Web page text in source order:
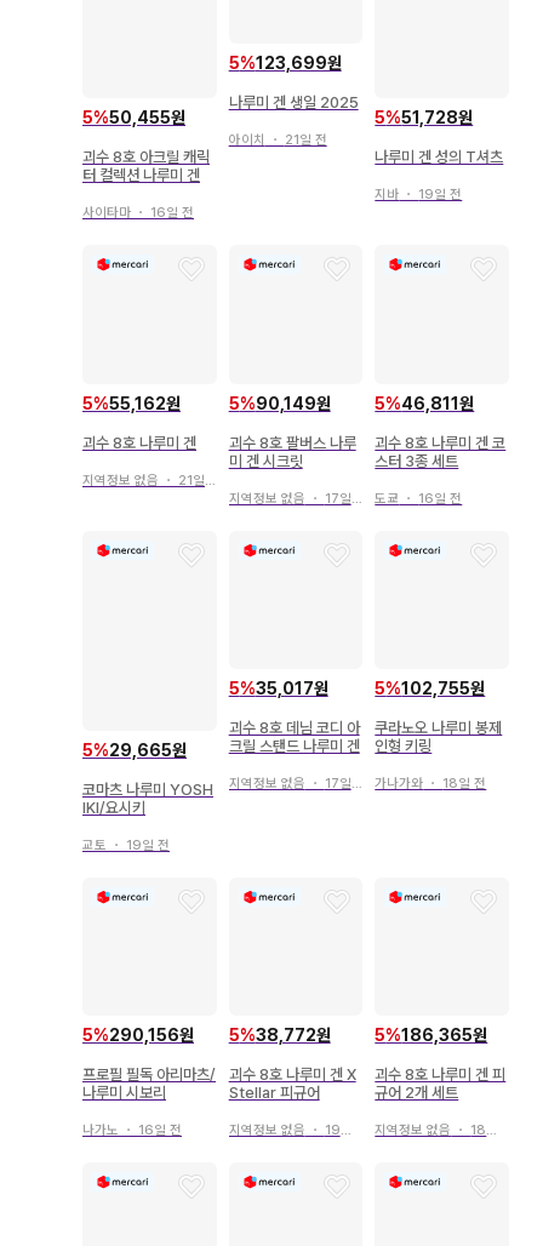
5%50,455원
괴수 8호 아크릴 캐릭
터 컬렉션 나루미 겐
사이타마 ・ 16일 전
5%123,699원
나루미 겐 생일 2025
아이치 ・ 21일 전
5%51,728원
나루미 겐 성의 T셔츠
지바 ・ 19일 전
5%55,162원
괴수 8호 나루미 겐
지역정보 없음 ・ 21일 전
5%90,149원
괴수 8호 팔버스 나루
미 겐 시크릿
지역정보 없음 ・ 17일 전
5%46,811원
괴수 8호 나루미 겐 코
스터 3종 세트
도쿄 ・ 16일 전
5%29,665원
코마츠 나루미 YOSH
IKI/요시키
교토 ・ 19일 전
5%35,017원
괴수 8호 데님 코디 아
크릴 스탠드 나루미 겐
지역정보 없음 ・ 17일 전
5%102,755원
쿠라노오 나루미 봉제
인형 키링
가나가와 ・ 18일 전
5%290,156원
프로필 필독 아리마츠/
나루미 시보리
나가노 ・ 16일 전
5%38,772원
괴수 8호 나루미 겐 X
Stellar 피규어
지역정보 없음 ・ 19일 전
5%186,365원
괴수 8호 나루미 겐 피
규어 2개 세트
지역정보 없음 ・ 18일 전